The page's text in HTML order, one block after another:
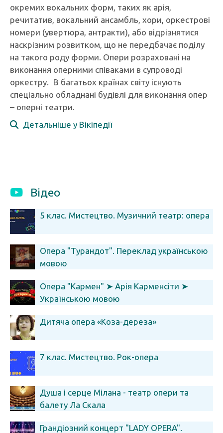
окремих вокальних форм, таких як арія,
речитатив, вокальний ансамбль, хори, оркестрові
номери (увертюра, антракти), або відрізнятися
наскрізним розвитком, що не передбачає поділу
на такого роду форми. Опери розраховані на
виконання оперними співаками в супроводі
оркестру. В багатьох країнах світу існують
спеціально обладнані будівлі для виконання опер
– оперні театри.
Детальніше у Вікіпедії
Відео
5 клас. Мистецтво. Музичний театр: опера
Опера "Турандот". Переклад українською
мовою
Опера "Кармен" ➤ Арія Карменсіти ➤
Українською мовою
Дитяча опера «Коза-дереза»
7 клас. Мистецтво. Рок-опера
Душа і серце Мілана - театр опери та
балету Ла Скала
Грандіозний концерт "LADY OPERA".